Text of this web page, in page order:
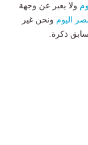
ولا يعبر عن وجهة
اليوم ونحن غير
ذكرة.